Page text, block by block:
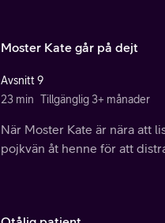
Moster Kate går på dejt
Avsnitt 9
23 min Tillgänglig 3+ månader
När Moster Kate är nära att
pojkvän åt henne för att